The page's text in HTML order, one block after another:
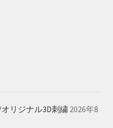
オリジナル3D刺繍 2026年8